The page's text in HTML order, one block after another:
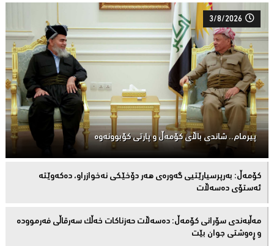
3/8/2026
پیرمام.. شاندی باڵای كۆمه‌ڵ و پارتی كۆبوونه‌وه‌
كۆمەڵ: بەرپرسیارێتیی گەورەی هەر دۆخێکی نەخوازراو، دەكەوێتە
ئەستۆی دەسەڵات
مەڵبەندى سۆرانى کۆمەڵ: دەسەڵات حەزناکات خەڵک سەرقاڵى فەرموودە
و ڕەوشتى جوان بێت